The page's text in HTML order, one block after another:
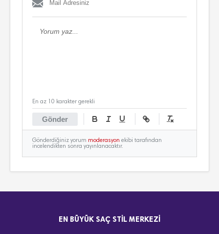
Gönder
En az 10 karakter gerekli
Gönderdiğiniz yorum moderasyon ekibi tarafından
incelendikten sonra yayınlanacaktır.
EN BÜYÜK SAÇ STIL MERKEZI